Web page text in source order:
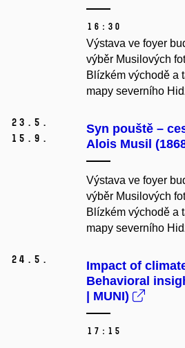
16:30
Výstava ve foyer
výběr Musilových
Blízkém východě a
mapy severního
23. 5.
15. 9.
Syn pouště –
Alois Musil
Výstava ve foyer
výběr Musilových
Blízkém východě a
mapy severního
24. 5.
Impact of
Behavioral
| MUNI)
17:15